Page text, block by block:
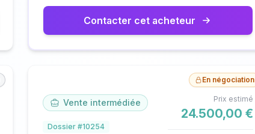
Contacter cet acheteur
En négociation
Vente intermédiée
Dossier #10254
Prix estimé
24.500,00 €